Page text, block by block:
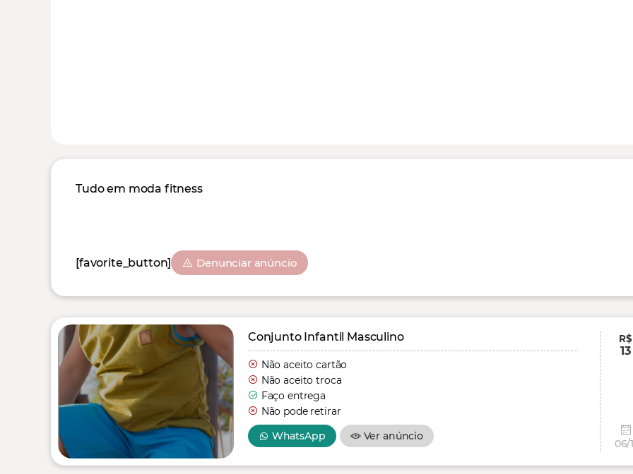
Tudo em moda fitness
[favorite_button] Denunciar anúncio
Conjunto Infantil Masculino
Não aceito cartão
Não aceito troca
Faço entrega
Não pode retirar
WhatsApp
Ver anúncio
R$
13
06/